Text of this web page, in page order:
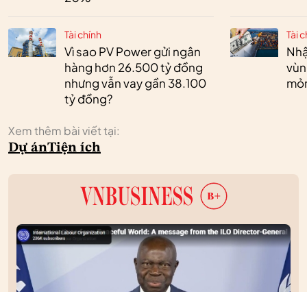
Tài chính
Vì sao PV Power gửi ngân
hàng hơn 26.500 tỷ đồng
nhưng vẫn vay gần 38.100
tỷ đồng?
Tài
Xem thêm bài viết tại:
Dự ánTiện ích